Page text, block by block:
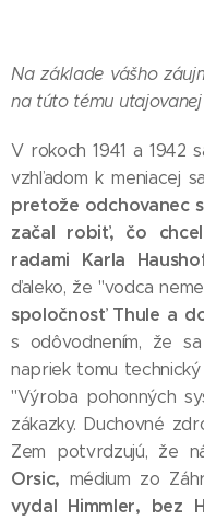
Na základe vášho
na túto tému utajovanej
V rokoch 1941 a 1942
vzhľadom k meniacej
pretože odchovanec
začal robiť, čo
radami Karla
ďaleko, že "vodca
spoločnosť Thule a
s odôvodnením, že
napriek tomu technický
"Výroba pohonných
zákazky. Duchovné
Zem potvrdzujú, že
Orsic, médium zo
vydal Himmler, bez